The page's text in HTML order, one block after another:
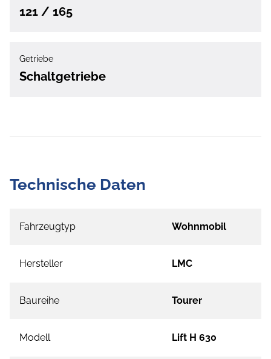
121 / 165
Getriebe
Schaltgetriebe
Technische Daten
Fahrzeugtyp Wohnmobil
Hersteller LMC
Baureihe Tourer
Modell Lift H 630